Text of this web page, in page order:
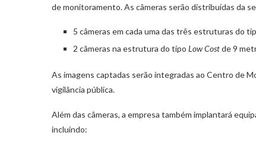
de monitoramento. As câmeras serão distribuídas da
5 câmeras em cada uma das três estruturas do
2 câmeras na estrutura do tipo Low Costde 9
As imagens captadas serão integradas ao Centro de
vigilância pública.
Além das câmeras, a empresa também implantará
incluindo: